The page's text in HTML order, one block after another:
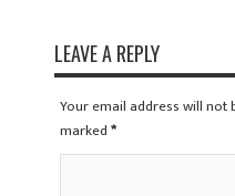
LEAVE A REPLY
Your email address will not
marked*